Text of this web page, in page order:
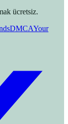
ücretsiz.
DMCAYour